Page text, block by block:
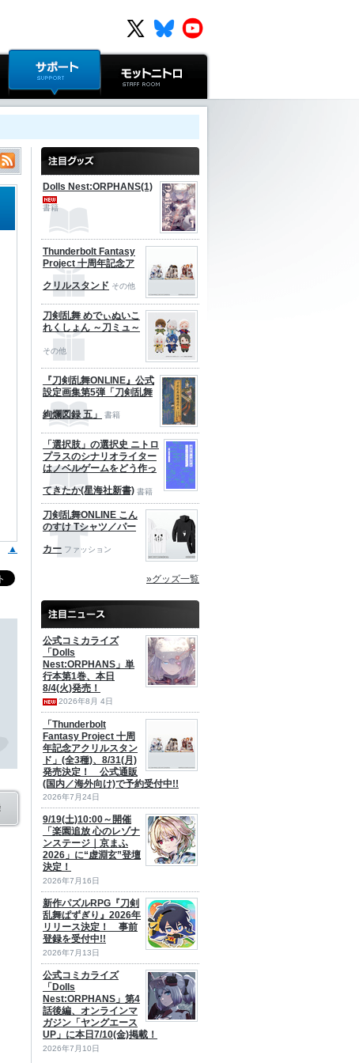
サポート モットニトロ
▲
Dolls Nest:ORPHANS(1)
書籍
Thunderbolt Fantasy
Project 十周年記念ア
クリルスタンド その他
刀剣乱舞 めでぃぬいこ
れくしょん ～刀ミュ～
その他
『刀剣乱舞ONLINE』公式
設定画集第5弾「刀剣乱舞
絢爛図録 五」 書籍
「選択肢」の選択史 ニトロ
プラスのシナリオライター
はノベルゲームをどう作っ
てきたか(星海社新書) 書籍
刀剣乱舞ONLINE こん
のすけ Tシャツ／パー
カー ファッション
»グッズ一覧
公式コミカライズ
「Dolls
Nest:ORPHANS」単
行本第1巻、本日
8/4(火)発売！
2026年8月 4日
「Thunderbolt
Fantasy Project 十周
年記念アクリルスタン
ド」(全3種)、8/31(月)
発売決定！ 公式通販
(国内／海外向け)で予約受付中!!
2026年7月24日
9/19(土)10:00～開催
「楽園追放 心のレゾナ
ンステージ｜京まふ
2026」に“虚淵玄”登壇
決定！
2026年7月16日
新作パズルRPG『刀剣
乱舞ぱずぎり』2026年
リリース決定！ 事前
登録を受付中!!
2026年7月13日
公式コミカライズ
「Dolls
Nest:ORPHANS」第4
話後編、オンラインマ
ガジン「ヤングエース
UP」に本日7/10(金)掲載！
2026年7月10日